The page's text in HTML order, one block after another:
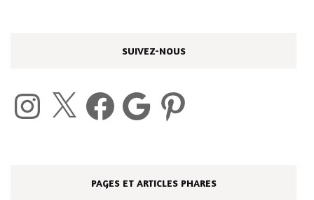
SUIVEZ-NOUS
Instagram Facebook Google Pinterest
PAGES ET ARTICLES PHARES